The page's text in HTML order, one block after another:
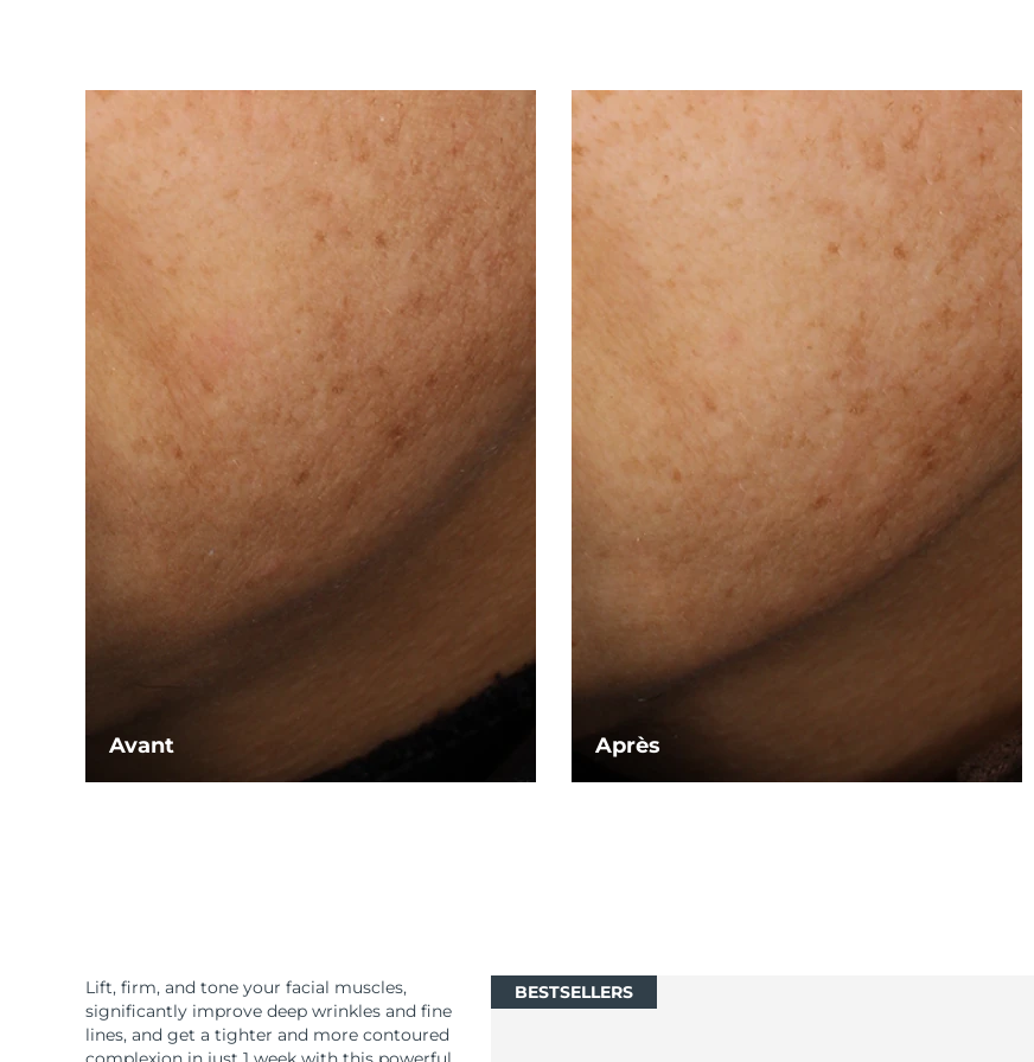
Avant Après
BESTSELLERS
Lift, firm, and tone your facial muscles,
significantly improve deep wrinkles and fine
lines, and get a tighter and more contoured